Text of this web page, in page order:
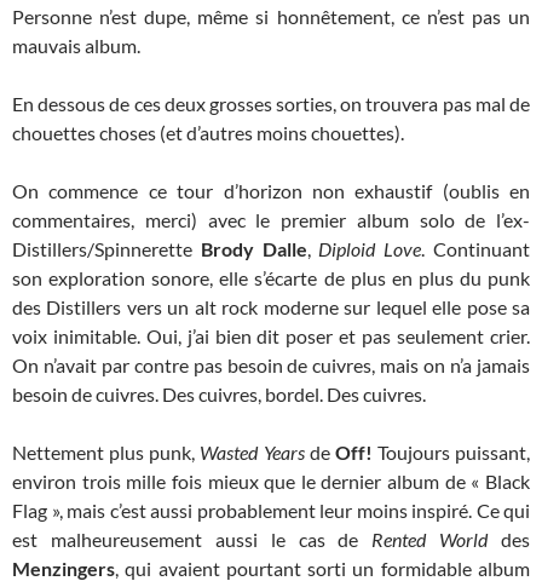
Personne n’est dupe, même si honnêtement, ce n’est pas un
mauvais album.
En dessous de ces deux grosses sorties, on trouvera pas mal de
chouettes choses (et d’autres moins chouettes).
On commence ce tour d’horizon non exhaustif (oublis en
commentaires, merci) avec le premier album solo de l’ex-
Distillers/Spinnerette Brody Dalle, Diploid Love. Continuant
son exploration sonore, elle s’écarte de plus en plus du punk
des Distillers vers un alt rock moderne sur lequel elle pose sa
voix inimitable. Oui, j’ai bien dit poser et pas seulement crier.
On n’avait par contre pas besoin de cuivres, mais on n’a jamais
besoin de cuivres. Des cuivres, bordel. Des cuivres.
Nettement plus punk, Wasted Yearsde Off! Toujours puissant,
environ trois mille fois mieux que le dernier album de « Black
Flag », mais c’est aussi probablement leur moins inspiré. Ce qui
est malheureusement aussi le cas de Rented Worlddes
Menzingers, qui avaient pourtant sorti un formidable album